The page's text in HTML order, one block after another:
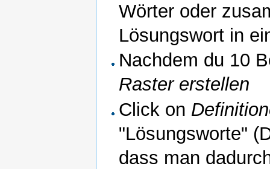
Wörter oder
Lösungswort in
Nachdem du 10
Raster erstellen
Click on
"Lösungsworte"
dass man